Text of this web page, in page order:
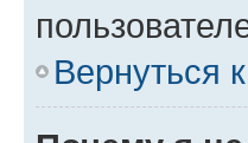
Вернуться